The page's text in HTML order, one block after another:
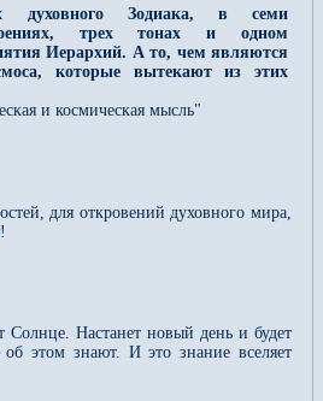
духовного Зодиака, в семи
трех тонах и одном
Иерархий. А то, чем являются
которые вытекают из этих
и космическая мысль"
для откровений духовного мира,
Солнце. Настанет новый день и будет
этом знают. И это знание вселяет